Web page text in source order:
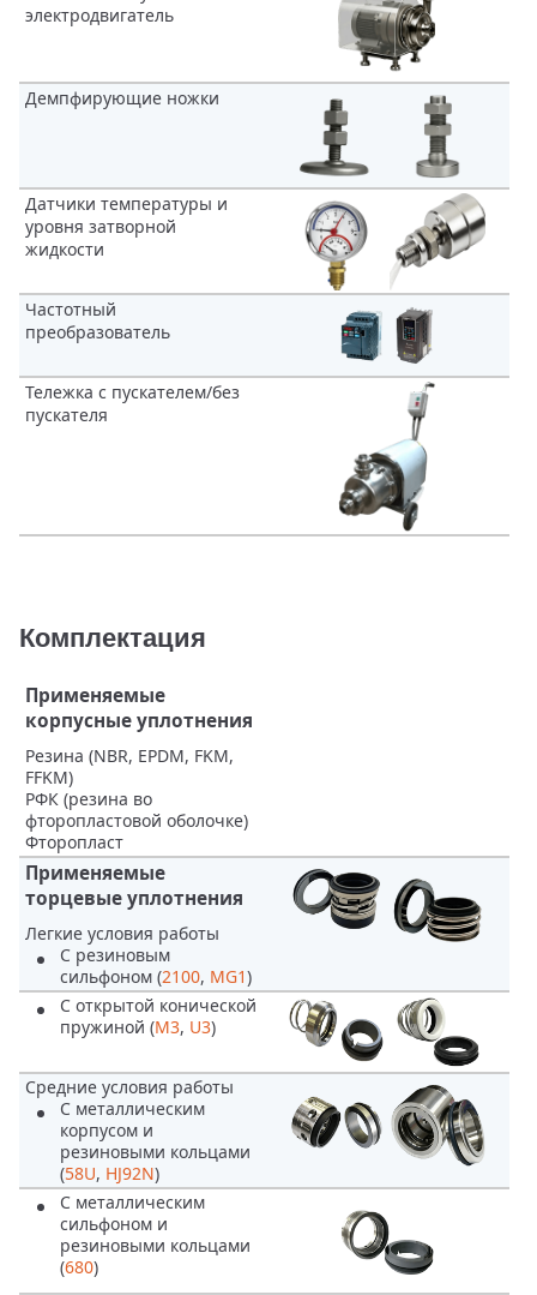
электродвигатель
Демпфирующие ножки
Датчики температуры и
уровня затворной
жидкости
Частотный
преобразователь
Тележка с пускателем/без
пускателя
Комплектация
Применяемые
корпусные уплотнения
Резина (NBR, EPDM, FKM,
FFKM)
РФК (резина во
фторопластовой оболочке)
Фторопласт
Применяемые
торцевые уплотнения
Легкие условия работы
С резиновым
сильфоном (2100, MG1)
С открытой конической
пружиной (M3, U3)
Средние условия работы
С металлическим
корпусом и
резиновыми кольцами
(58U, HJ92N)
С металлическим
сильфоном и
резиновыми кольцами
(680)